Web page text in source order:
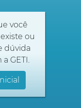
você
ou
dúvida
GETI.